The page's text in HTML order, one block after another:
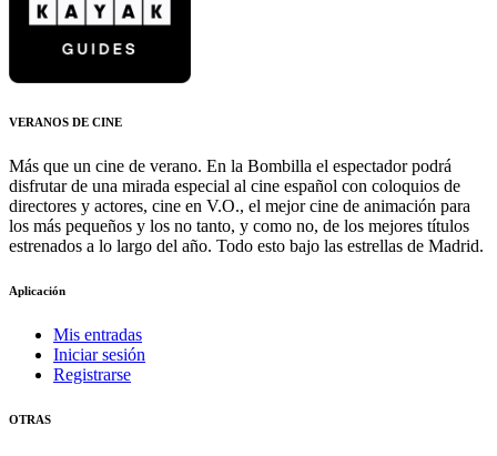
VERANOS DE CINE
Más que un cine de verano. En la Bombilla el espectador podrá
disfrutar de una mirada especial al cine español con coloquios de
directores y actores, cine en V.O., el mejor cine de animación para
los más pequeños y los no tanto, y como no, de los mejores títulos
estrenados a lo largo del año. Todo esto bajo las estrellas de Madrid.
Aplicación
Mis entradas
Iniciar sesión
Registrarse
OTRAS